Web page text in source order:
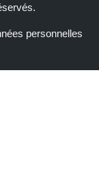
personnelles